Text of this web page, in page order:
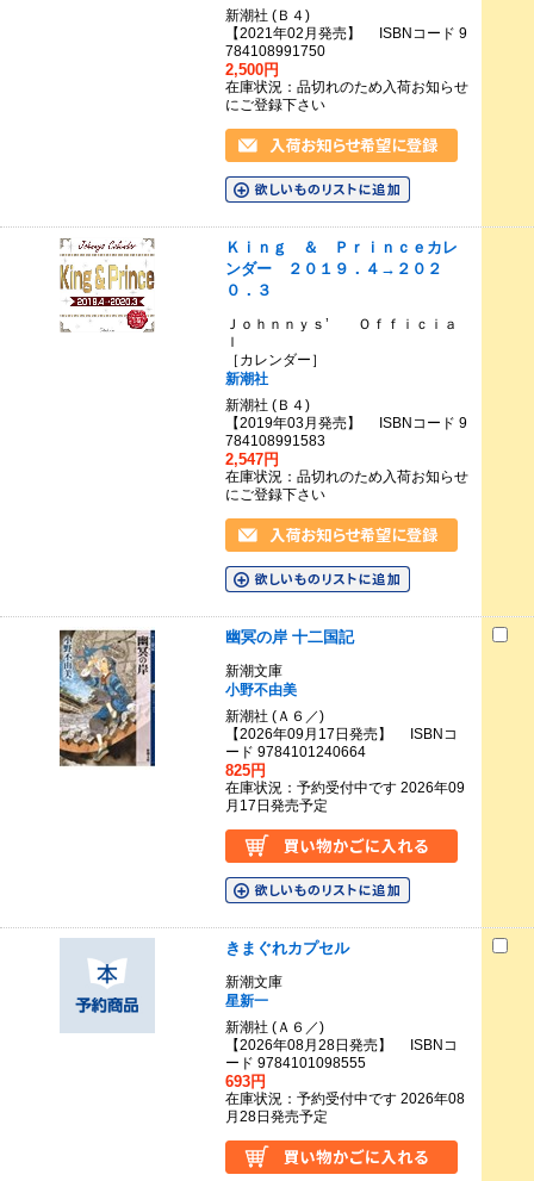
新潮社 (Ｂ４)
【2021年02月発売】 ISBNコード 9
784108991750
2,500円
在庫状況：品切れのため入荷お知らせ
にご登録下さい
Ｋｉｎｇ ＆ Ｐｒｉｎｃｅカレ
ンダー ２０１９．４→２０２
０．３
Ｊｏｈｎｎｙｓ’ Ｏｆｆｉｃｉａ
ｌ
［カレンダー］
新潮社
新潮社 (Ｂ４)
【2019年03月発売】 ISBNコード 9
784108991583
2,547円
在庫状況：品切れのため入荷お知らせ
にご登録下さい
幽冥の岸 十二国記
新潮文庫
小野不由美
新潮社 (Ａ６／)
【2026年09月17日発売】 ISBNコ
ード 9784101240664
825円
在庫状況：予約受付中です 2026年09
月17日発売予定
きまぐれカプセル
新潮文庫
星新一
新潮社 (Ａ６／)
【2026年08月28日発売】 ISBNコ
ード 9784101098555
693円
在庫状況：予約受付中です 2026年08
月28日発売予定